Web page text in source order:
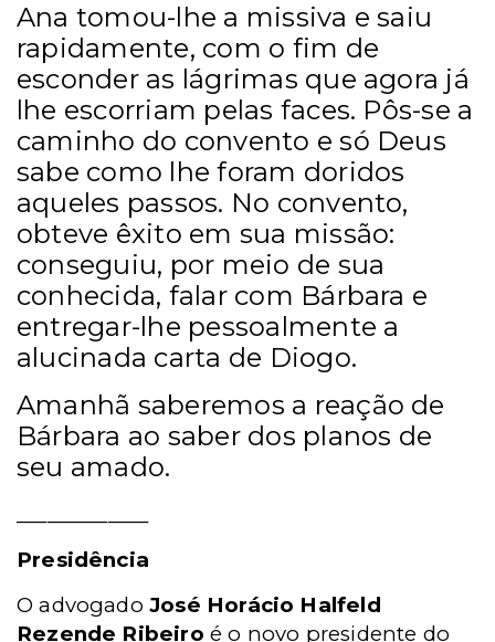
Ana tomou-lhe a missiva e saiu
rapidamente, com o fim de
esconder as lágrimas que agora já
lhe escorriam pelas faces. Pôs-se a
caminho do convento e só Deus
sabe como lhe foram doridos
aqueles passos. No convento,
obteve êxito em sua missão:
conseguiu, por meio de sua
conhecida, falar com Bárbara e
entregar-lhe pessoalmente a
alucinada carta de Diogo.
Amanhã saberemos a reação de
Bárbara ao saber dos planos de
seu amado.
Presidência
O advogadoJosé Horácio Halfeld
Rezende Ribeiro é o novo presidente do